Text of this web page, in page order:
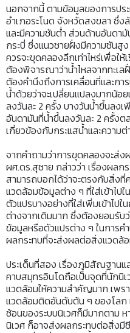
นอกจากนี้ ตามข้อมูลของการปร
อำเภอระโนด จังหวัดสงขลา ซึ่
และมีความชันต่ำ ส่วนด้านอันดา
กระบี่ ซึ่งแนวชายฝั่งมีความชัน
ควรจะขุดคลองลึกเท่าไหร่เพื่อใ
ต้องพิจารณาว่าน้ำไหลจากทะเล
ต้องคำนึงถึงการเคลื่อนที่และก
น้ำด้วยว่าจะเปลี่ยนแปลงมากน้อ
ลงวันละ 2 ครั้ง บางวันน้ำขึ้นลง
อันดามันที่น้ำขึ้นลงวันละ 2 ครั้ง
เกี่ยวข้องกับกระแสน้ำและความ
จากคำถามว่าการขุดคลองจะส่
ผศ.ดร.สุชาย กล่าวว่า เรื่องผล
สามารถบอกได้ว่าจะตรงกับสิ่งที่
แวดล้อมข้อมูลต่าง ๆ ที่ใส่เข้าไป
ตัวแปรบางอย่างที่ใส่เพิ่มเข้าไป
ต่างจากเดิมมาก ซึ่งต้องยอมรับ
ข้อมูลหรือตัวแปรต่าง ๆ ในการ
ผลกระทบที่จะส่งผลต่อสิ่งแวดล้
ประเด็นที่สอง เรื่องภูมิสัณฐานแล
คาบสมุทรอินโดถือเป็นจุดที่นักนิ
แวดล้อมให้ความสำคัญมาก เพร
แวดล้อมติดอันดับต้น ๆ ของโลก
ซ้อนของระบบนิเวศก็มีมากตาม
นิเวศ ก็อาจส่งผลกระทบต่อสิ่งมี